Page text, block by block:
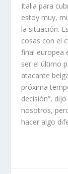
Italia para
estoy muy,
la situación.
cosas con el
final europea
ser el último
atacante
próxima
decisión”,
nosotros,
hacer algo